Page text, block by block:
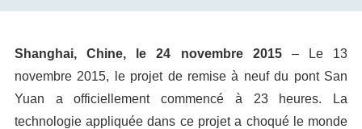
Shanghai, Chine, le 24 novembre 2015– Le 13
novembre 2015, le projet de remise à neuf du pont San
Yuan a officiellement commencé à 23 heures. La
technologie appliquée dans ce projet a choqué le monde